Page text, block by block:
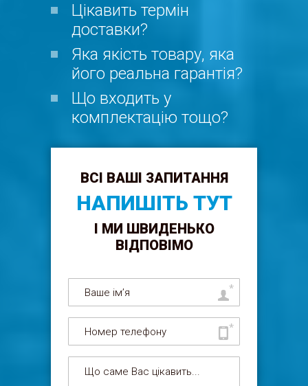
Цікавить термін
доставки?
Яка якість товару, яка
його реальна гарантія?
Що входить у
комплектацію тощо?
ВСІ ВАШІ ЗАПИТАННЯ
НАПИШІТЬ ТУТ
І МИ ШВИДЕНЬКО
ВІДПОВІМО